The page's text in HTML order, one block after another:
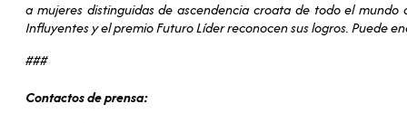
a mujeres distinguidas de ascendencia croata de todo el
Influyentes y el premio Futuro Líder reconocen sus logros. Puede
###
Contactos de prensa: